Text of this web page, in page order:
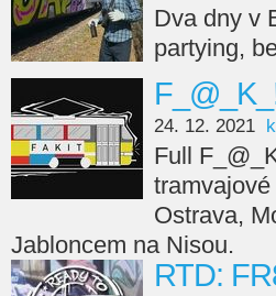
Dva dny v
partying,
24. 12. 2021
Full
Ostrava,
Jabloncem na Nisou.
RTD: